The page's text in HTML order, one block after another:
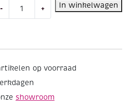
- + In winkelwagen
op voorraad
showroom